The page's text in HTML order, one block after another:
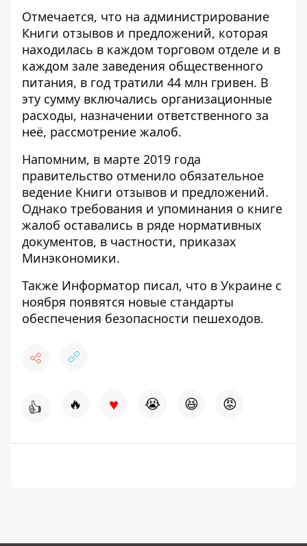
Отмечается, что на администрирование
Книги отзывов и предложений, которая
находилась в каждом торговом отделе и в
каждом зале заведения общественного
питания, в год тратили 44 млн гривен. В
эту сумму включались организационные
расходы, назначении ответственного за
неё, рассмотрение жалоб.
Напомним, в марте 2019 года
правительство отменило обязательное
ведение Книги отзывов и предложений.
Однако требования и упоминания о книге
жалоб оставались в ряде нормативных
документов, в частности, приказах
Минэкономики.
Также Информатор писал, что в Украине с
ноября появятся новые стандарты
обеспечения безопасности пешеходов.
👍 🔥 ♥ 😭 😆 😡